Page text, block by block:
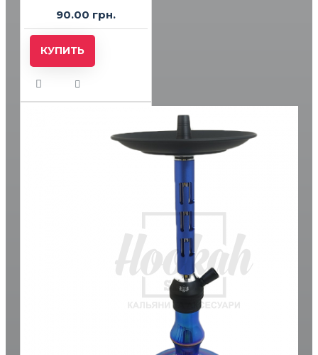
90.00 грн.
КУПИТЬ